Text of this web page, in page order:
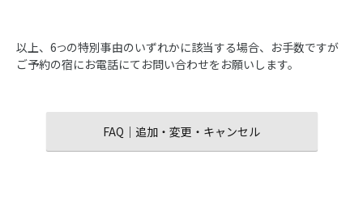
以上、6つの特別事由のいずれかに該当する場合、お手数ですが
ご予約の宿にお電話にてお問い合わせをお願いします。
FAQ｜追加・変更・キャンセル